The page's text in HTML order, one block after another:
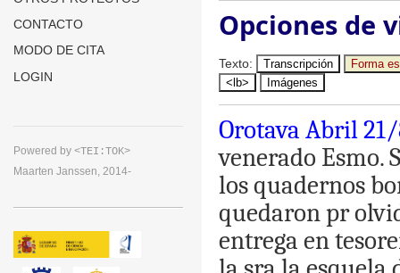
CONTACTO
MODO DE CITA
LOGIN
Powered by <TEI:TOK>
Maarten Janssen, 2014-
Opciones de
Texto: Transcripción
Forma
<lb>
Imágenes
Orotava Abril
venerado Esmo.
losquadernos
quedaronpr
entrega en